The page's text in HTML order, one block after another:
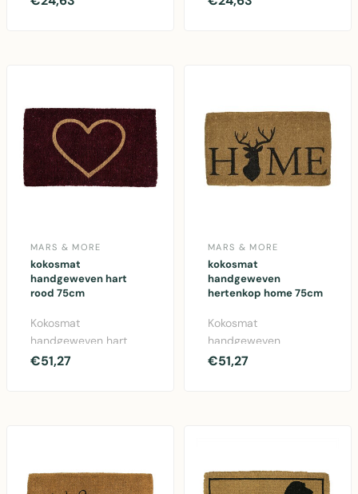
MARS & MORE
kokosmat
handgeweven hart
rood 75cm
Kokosmat
handgeweven hart
rood 75cm van Mars &
€51,27
MARS & MORE
kokosmat
handgeweven
hertenkop home 75cm
Kokosmat
handgeweven
hertenkop 75cm -
€51,27